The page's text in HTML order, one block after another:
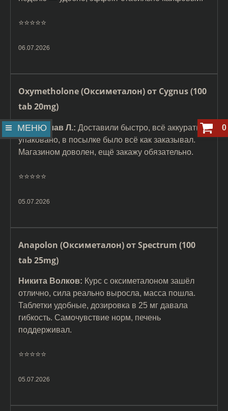
МЕНЮ
⭐️⭐️⭐️⭐️⭐️
06.07.2026
Oxymetholone (Оксиметалон) от Cygnus (100
tab 20mg)
Владислав Л.: Доставили быстро, всё аккуратно
упаковано, в посылке было всё как заказывал.
Магазином доволен, ещё закажу обязательно.
⭐️⭐️⭐️⭐️⭐️
05.07.2026
Anapolon (Оксиметалон) от Spectrum (100
tab 25mg)
Никита Волков: Курс с оксиметалоном зашёл
отлично, сила реально выросла, масса пошла.
Таблетки удобные, дозировка в 25 мг давала
гибкость. Самочувствие норм, печень
поддерживал.
⭐️⭐️⭐️⭐️⭐️
05.07.2026
0